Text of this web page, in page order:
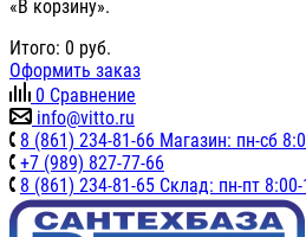
«В корзину».
Итого: 0 руб.
Оформить заказ
0 Сравнение
info@vitto.ru
8 (861) 234-81-66 Магазин: пн-сб
+7 (989) 827-77-66
8 (861) 234-81-65 Склад: пн-пт